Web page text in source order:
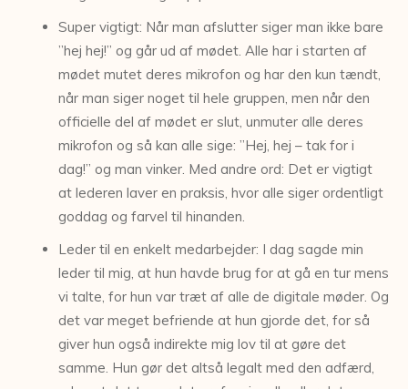
Super vigtigt: Når man afslutter siger man ikke bare
”hej hej!” og går ud af mødet. Alle har i starten af
mødet mutet deres mikrofon og har den kun tændt,
når man siger noget til hele gruppen, men når den
officielle del af mødet er slut, unmuter alle deres
mikrofon og så kan alle sige: ”Hej, hej – tak for i
dag!” og man vinker. Med andre ord: Det er vigtigt
at lederen laver en praksis, hvor alle siger ordentligt
goddag og farvel til hinanden.
Leder til en enkelt medarbejder: I dag sagde min
leder til mig, at hun havde brug for at gå en tur mens
vi talte, for hun var træt af alle de digitale møder. Og
det var meget befriende at hun gjorde det, for så
giver hun også indirekte mig lov til at gøre det
samme. Hun gør det altså legalt med den adfærd,